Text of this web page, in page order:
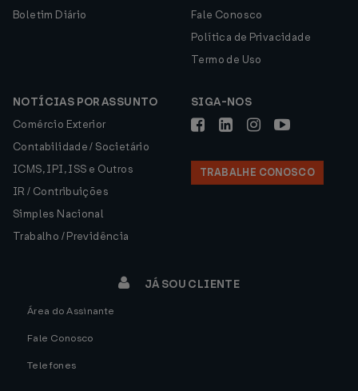
Boletim Diário
Fale Conosco
Política de Privacidade
Termo de Uso
NOTÍCIAS POR ASSUNTO
Comércio Exterior
Contabilidade / Societário
ICMS, IPI, ISS e Outros
IR / Contribuições
Simples Nacional
Trabalho / Previdência
SIGA-NOS
TRABALHE CONOSCO
JÁ SOU CLIENTE
Área do Assinante
Fale Conosco
Telefones